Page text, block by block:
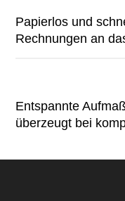
Papierlos und
Rechnungen an
Entspannte
überzeugt bei